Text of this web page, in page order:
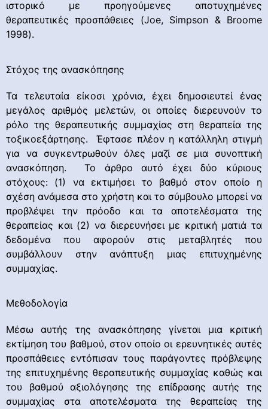
ιστορικό με προηγούμενες αποτυχημένες
θεραπευτικές προσπάθειες (Joe, Simpson & Broome
1998).
Στόχος της ανασκόπησης
Τα τελευταία είκοσι χρόνια, έχει δημοσιευτεί ένας
μεγάλος αριθμός μελετών, οι οποίες διερευνούν το
ρόλο της θεραπευτικής συμμαχίας στη θεραπεία της
τοξικοεξάρτησης. Έφτασε πλέον η κατάλληλη στιγμή
για να συγκεντρωθούν όλες μαζί σε μια συνοπτική
ανασκόπηση. Το άρθρο αυτό έχει δύο κύριους
στόχους: (1) να εκτιμήσει το βαθμό στον οποίο η
σχέση ανάμεσα στο χρήστη και το σύμβουλο μπορεί να
προβλέψει την πρόοδο και τα αποτελέσματα της
θεραπείας και (2) να διερευνήσει με κριτική ματιά τα
δεδομένα που αφορούν στις μεταβλητές που
συμβάλλουν στην ανάπτυξη μιας επιτυχημένης
συμμαχίας.
Μεθοδολογία
Μέσω αυτής της ανασκόπησης γίνεται μια κριτική
εκτίμηση του βαθμού, στον οποίο οι ερευνητικές αυτές
προσπάθειες εντόπισαν τους παράγοντες πρόβλεψης
της επιτυχημένης θεραπευτικής συμμαχίας καθώς και
του βαθμού αξιολόγησης της επίδρασης αυτής της
συμμαχίας στα αποτελέσματα της θεραπείας της